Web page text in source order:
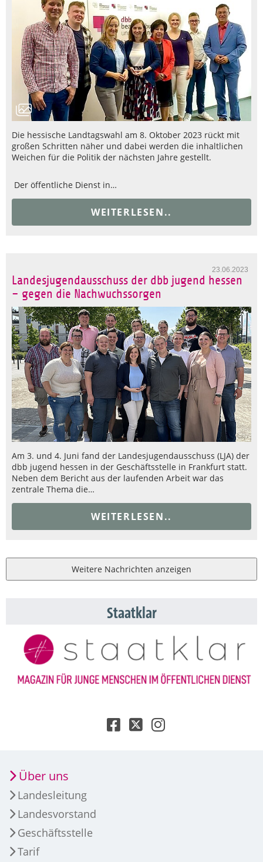
Die hessische Landtagswahl am 8. Oktober 2023 rückt mit
großen Schritten näher und dabei werden die inhaltlichen
Weichen für die Politik der nächsten Jahre gestellt.
Der öffentliche Dienst in…
WEITERLESEN..
23.06.2023
Landesjugendausschuss der dbb jugend hessen
– gegen die Nachwuchssorgen
Am 3. und 4. Juni fand der Landesjugendausschuss (LJA) der
dbb jugend hessen in der Geschäftsstelle in Frankfurt statt.
Neben dem Bericht aus der laufenden Arbeit war das
zentrale Thema die…
WEITERLESEN..
Weitere Nachrichten anzeigen
Staatklar
Über uns
Landesleitung
Landesvorstand
Geschäftsstelle
Tarif